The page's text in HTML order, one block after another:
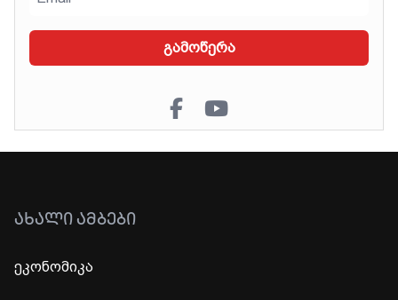
გამოწერა
ᲐᲮᲐᲚᲘ ᲐᲛᲑᲔᲑᲘ
ეკონომიკა